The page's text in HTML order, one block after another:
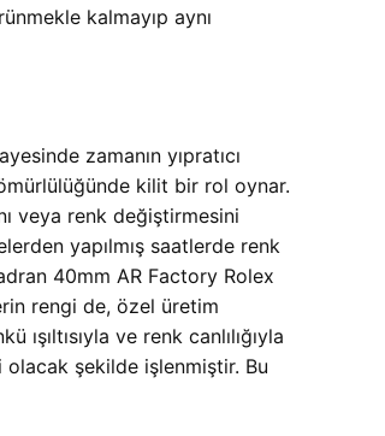
kalmayıp aynı
zamanın yıpratıcı
kilit bir rol oynar.
veya renk değiştirmesini
yapılmış saatlerde renk
40mm AR Factory Rolex
rengi de, özel üretim
ve renk canlılığıyla
olacak şekilde işlenmiştir. Bu